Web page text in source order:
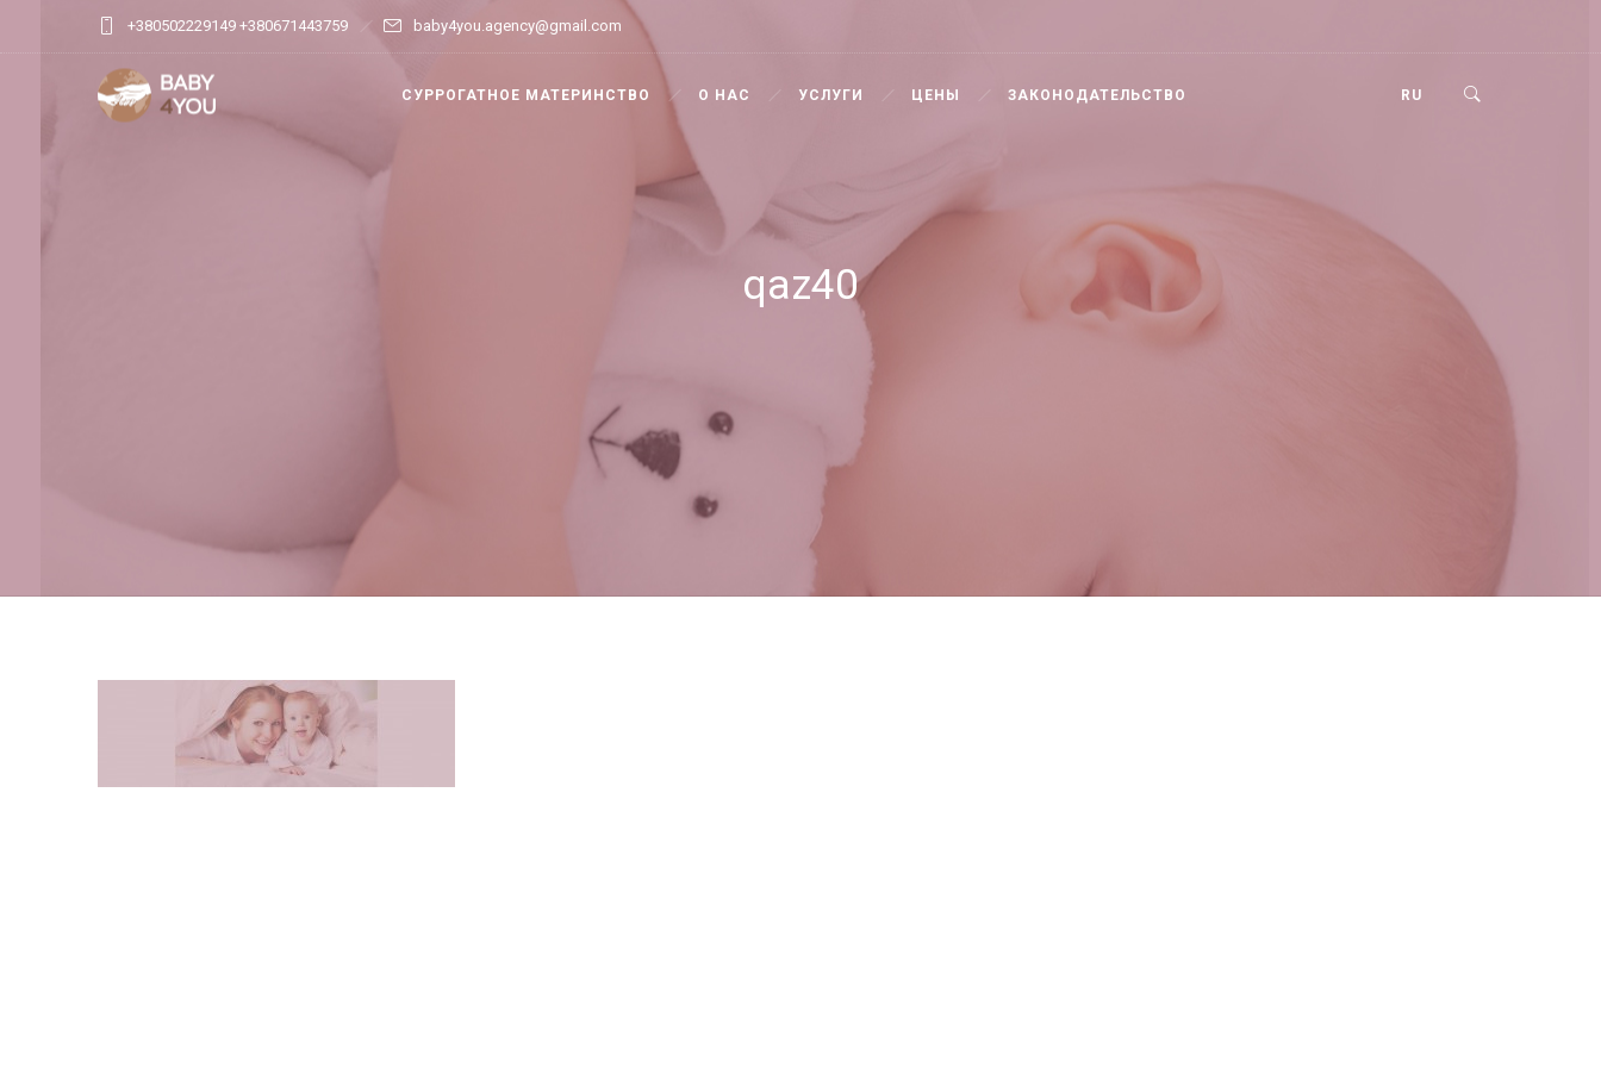
+380502229149 +380671443759 baby4you.agency@gmail.com
RU
СУРРОГАТНОЕ МАТЕРИНСТВО О НАС УСЛУГИ ЦЕНЫ ЗАКОНОДАТЕЛЬСТВО
qaz40